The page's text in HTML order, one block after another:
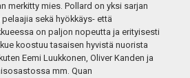
merkitty mies. Pollard on yksi sarjan
sekä hyökkäys- että
on paljon nopeutta ja erityisesti
koostuu tasaisen hyvistä nuorista
Eemi Luukkonen, Oliver Kanden ja
mm. Quan